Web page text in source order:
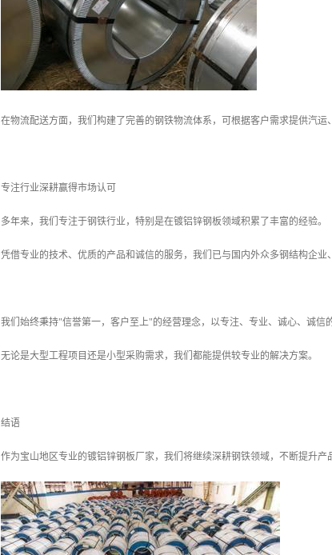
在物流配送方面，我们构建了完善的钢铁物流体系，可根据客户需求提供汽
专注行业深耕赢得市场认可
多年来，我们专注于钢铁行业，特别是在镀铝锌钢板领域积累了丰富的经验。
凭借专业的技术、优质的产品和诚信的服务，我们已与国内外众多钢结构企业
我们始终秉持"信誉第一，客户至上"的经营理念，以专注、专业、诚心、诚信
无论是大型工程项目还是小型采购需求，我们都能提供较专业的解决方案。
结语
作为宝山地区专业的镀铝锌钢板厂家，我们将继续深耕钢铁领域，不断提升产